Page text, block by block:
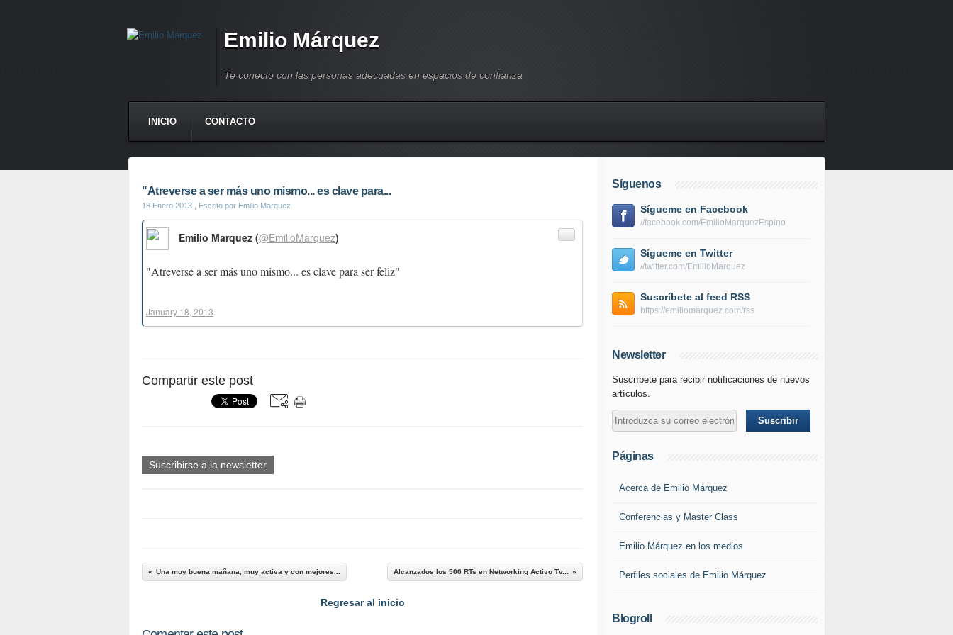
Emilio Márquez
Te conecto con las personas adecuadas en espacios de confianza
INICIO CONTACTO
"Atreverse a ser más uno mismo... es clave para...
18 Enero 2013 , Escrito por Emilio Marquez
"Atreverse a ser más uno mismo... es clave para ser feliz"
Emilio Marquez (@EmilioMarquez)
January 18, 2013
Compartir este post
Suscribirse a la newsletter
Una muy buena mañana, muy activa y con mejores... Alcanzados los 500 RTs en Networking Activo Tv...
Regresar al inicio
Síguenos
Sígueme en Facebook
//facebook.com/EmilioMarquezEspino
Sígueme en Twitter
//twitter.com/EmilioMarquez
Suscríbete al feed RSS
https://emiliomarquez.com/rss
Newsletter
Suscríbete para recibir notificaciones de nuevos
artículos.
Páginas
Acerca de Emilio Márquez
Conferencias y Master Class
Emilio Márquez en los medios
Perfiles sociales de Emilio Márquez
Blogroll